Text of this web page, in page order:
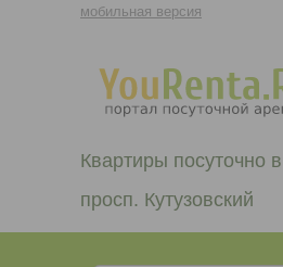
мобильная версия
Квартиры посуточно
просп. Кутузовский